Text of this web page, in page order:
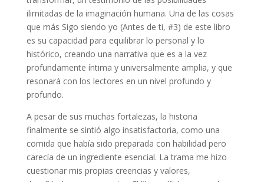
ilimitadas de la imaginación humana. Una de las cosas
que más Sigo siendo yo (Antes de ti, #3) de este libro
es su capacidad para equilibrar lo personal y lo
histórico, creando una narrativa que es a la vez
profundamente íntima y universalmente amplia, y que
resonará con los lectores en un nivel profundo y
profundo.
A pesar de sus muchas fortalezas, la historia
finalmente se sintió algo insatisfactoria, como una
comida que había sido preparada con habilidad pero
carecía de un ingrediente esencial. La trama me hizo
cuestionar mis propias creencias y valores,